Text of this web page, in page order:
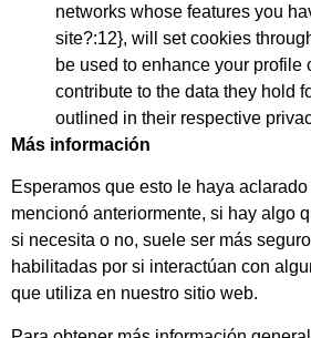
networks whose features you
site?:12}, will set cookies
be used to enhance your profile
contribute to the data they hold
outlined in their respective
Más información
Esperamos que esto le haya
mencionó anteriormente, si hay algo
si necesita o no, suele ser más
habilitadas por si interactúan con
que utiliza en nuestro sitio web.